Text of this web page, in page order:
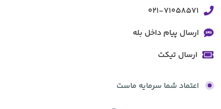
021-71058571
ارسال پیام داخل بله
ارسال تیکت
اعتماد شما سرمایه ماست